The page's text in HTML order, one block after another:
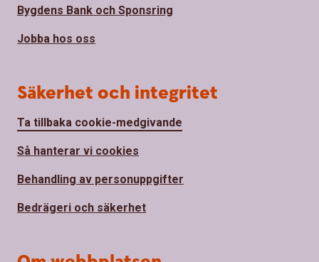
Bygdens Bank och Sponsring
Jobba hos oss
Säkerhet och integritet
Ta tillbaka cookie-medgivande
Så hanterar vi cookies
Behandling av personuppgifter
Bedrägeri och säkerhet